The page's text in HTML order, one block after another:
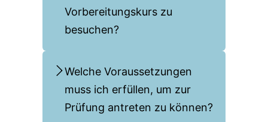
Vorbereitungskurs zu
besuchen?
Welche Voraussetzungen
muss ich erfüllen, um zur
Prüfung antreten zu können?